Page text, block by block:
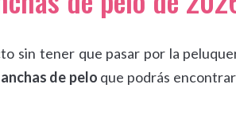
sin tener que pasar por la
de pelo que podrás